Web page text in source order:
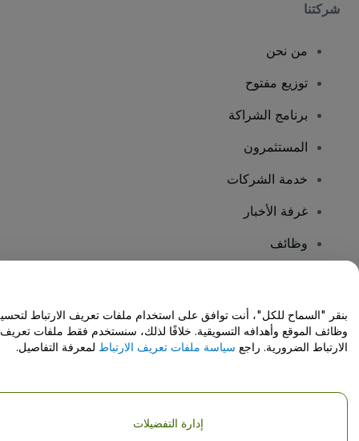
شركتنا
من نحن
توزيع مفتوح
برنامج الشراكة
المستثمرون
خدمة الشركات
غرفة الأخبار
وظائف
مركز المساعدة / اتصل بنا
حقوق النشر © شركة فياجوجو المحدودة 2026
تفاصيل الشركة
بنقر "السماح للكل"، أنت توافق على استخدام ملفات تعريف الارتباط
وظائف الموقع وأهدافه التسويقية. خلافًا لذلك، سنستخدم فقط ملفات تعريف
الارتباط الضرورية. راجع سياسة ملفات تعريف الارتباط لمعرفة التفاصيل.
إدارة التفضيلات